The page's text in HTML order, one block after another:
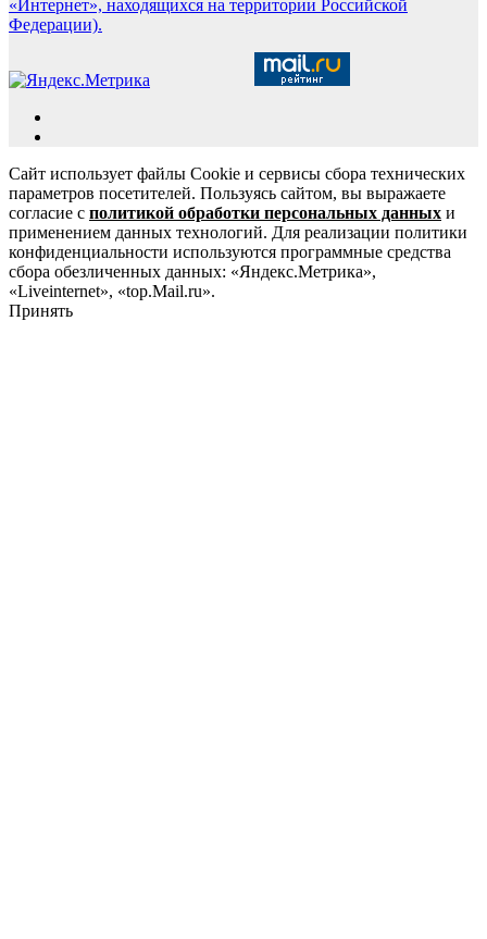
«Интернет», находящихся на территории Российской
Федерации).
Сайт использует файлы Cookie и сервисы сбора технических
параметров посетителей. Пользуясь сайтом, вы выражаете
согласие с политикой обработки персональных данных и
применением данных технологий. Для реализации политики
конфиденциальности используются программные средства
сбора обезличенных данных: «Яндекс.Метрика»,
«Liveinternet», «top.Mail.ru».
Принять